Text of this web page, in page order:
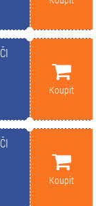
Koupit
Koupit